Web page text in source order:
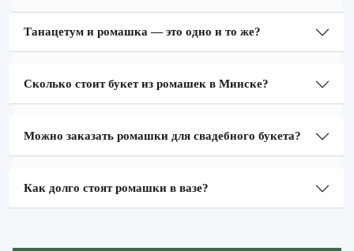
Танацетум и ромашка — это одно и то же?
Сколько стоит букет из ромашек в Минске?
Можно заказать ромашки для свадебного букета?
Как долго стоят ромашки в вазе?